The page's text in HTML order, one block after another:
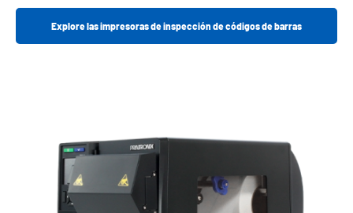
Explore las impresoras de inspección de códigos de barras